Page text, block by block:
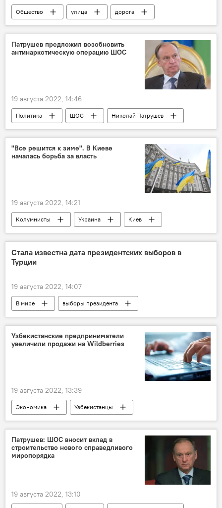
Общество улица
дорога
Узбекистан
Ташкент
Патрушев предложил возобновить
антинаркотическую операцию ШОС
19 августа 2022, 14:46
Политика ШОС Николай Патрушев
"Все решится к зиме". В Киеве
началась борьба за власть
19 августа 2022, 14:21
Колумнисты Украина
Киев
власть
борьба
Стала известна дата президентских выборов в
Турции
19 августа 2022, 14:07
В мире
выборы президента
Турция
Узбекистанские предприниматели
увеличили продажи на Wildberries
19 августа 2022, 13:39
Экономика
Узбекистанцы
предприниматели
бизнес
продажи
интернет-магазин
Патрушев: ШОС вносит вклад в
строительство нового справедливого
миропорядка
19 августа 2022, 13:10